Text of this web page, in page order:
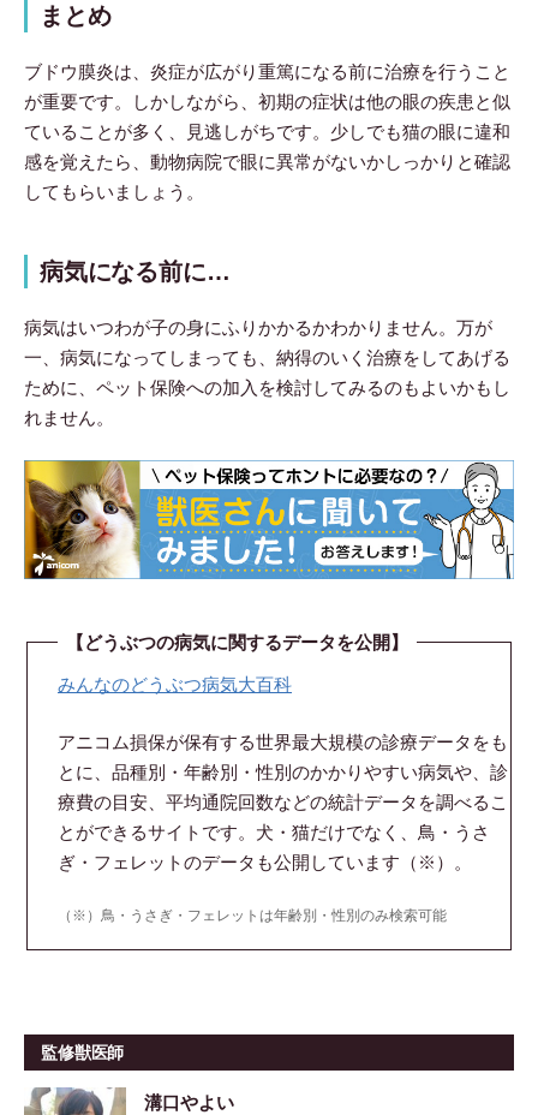
まとめ
ブドウ膜炎は、炎症が広がり重篤になる前に治療を行うこと
が重要です。しかしながら、初期の症状は他の眼の疾患と似
ていることが多く、見逃しがちです。少しでも猫の眼に違和
感を覚えたら、動物病院で眼に異常がないかしっかりと確認
してもらいましょう。
病気になる前に…
病気はいつわが子の身にふりかかるかわかりません。万が
一、病気になってしまっても、納得のいく治療をしてあげる
ために、ペット保険への加入を検討してみるのもよいかもし
れません。
【どうぶつの病気に関するデータを公開】
みんなのどうぶつ病気大百科
アニコム損保が保有する世界最大規模の診療データをも
とに、品種別・年齢別・性別のかかりやすい病気や、診
療費の目安、平均通院回数などの統計データを調べるこ
とができるサイトです。犬・猫だけでなく、鳥・うさ
ぎ・フェレットのデータも公開しています（※）。
（※）鳥・うさぎ・フェレットは年齢別・性別のみ検索可能
監修獣医師
溝口やよい